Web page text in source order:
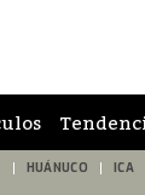
HUÁNUCO ICA